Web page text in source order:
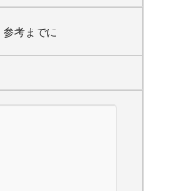
参考までに